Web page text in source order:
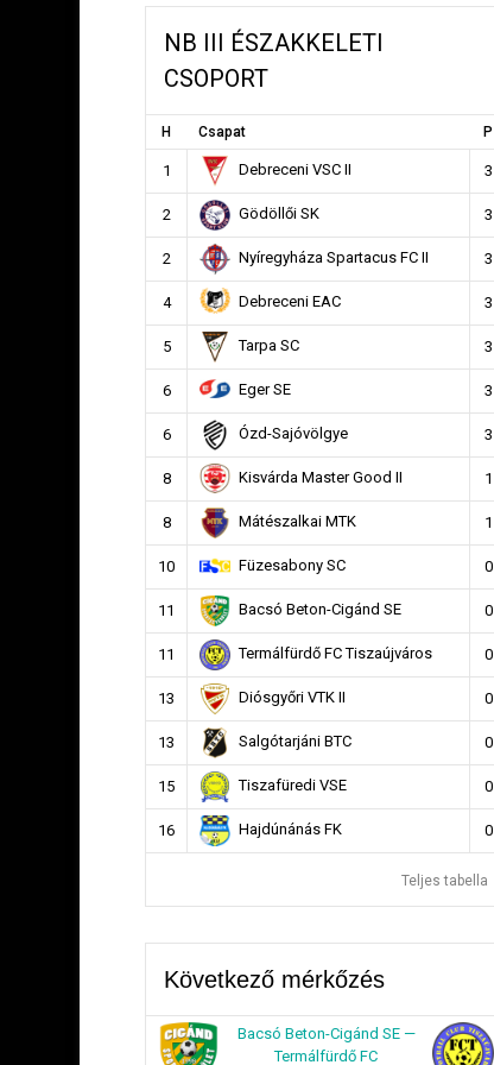
NB III ÉSZAKKELETI
CSOPORT
H Csapat P
1 Debreceni VSC II 3
2 Gödöllői SK 3
2 Nyíregyháza Spartacus FC II 3
4 Debreceni EAC 3
5 Tarpa SC 3
6 Eger SE 3
6 Ózd-Sajóvölgye 3
8 Kisvárda Master Good II 1
8 Mátészalkai MTK 1
10 Füzesabony SC 0
11 Bacsó Beton-Cigánd SE 0
11 Termálfürdő FC Tiszaújváros 0
13 Diósgyőri VTK II 0
13 Salgótarjáni BTC 0
15 Tiszafüredi VSE 0
16 Hajdúnánás FK 0
Teljes tabella
Következő mérkőzés
Bacsó Beton-Cigánd SE —
Termálfürdő FC